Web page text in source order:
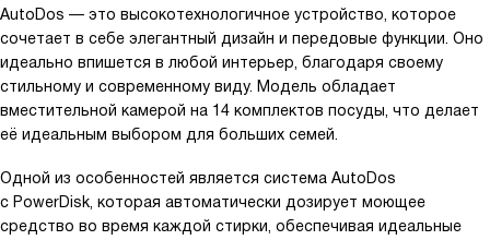
AutoDos — это высокотехнологичное устройство, которое
сочетает в себе элегантный дизайн и передовые функции. Оно
идеально впишется в любой интерьер, благодаря своему
стильному и современному виду. Модель обладает
вместительной камерой на 14 комплектов посуды, что делает
её идеальным выбором для больших семей.
Одной из особенностей является система AutoDos
с PowerDisk, которая автоматически дозирует моющее
средство во время каждой стирки, обеспечивая идеальные